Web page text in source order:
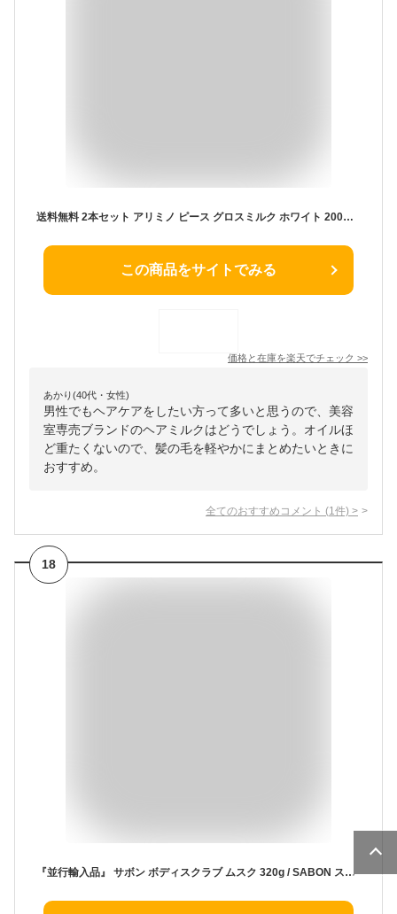
送料無料 2本セット アリミノ ピース グロスミルク ホワイト 200mL 洗い流さないトリートメント スタイリング剤 アウトバス ヘアケア ダメージケア メンズ レディース プロデザインシリーズ 美容室専売品 サロン専売品 ARIMINO ベースミルク ボリュームキープ
この商品をサイトでみる
価格と在庫を楽天でチェック >>
あかり(40代・女性)
男性でもヘアケアをしたい方って多いと思うので、美容
室専売ブランドのヘアミルクはどうでしょう。オイルほ
ど重たくないので、髪の毛を軽やかにまとめたいときに
おすすめ。
全てのおすすめコメント (1 件) >
18
『並行輸入品』 サボン ボディスクラブ ムスク 320g / SABON スクラブ バスタイム バスソルト お風呂 ボディケア スキンケア『送料無料（一部地域除く）』